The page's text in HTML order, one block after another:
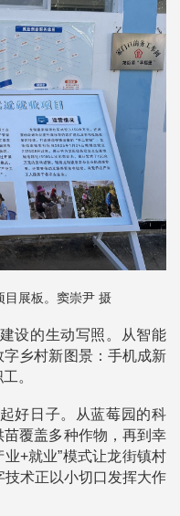
目展板。窦崇尹 摄
设的生动写照。从智能
乡村新图景：手机成新
。
好日子。从蓝莓园的科
覆盖多种作物，再到幸
+就业”模式让龙街镇村
术正以小切口发挥大作